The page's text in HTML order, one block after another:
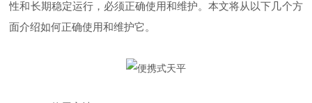
性和长期稳定运行，必须正确使用和维护。本文将从以下几个方
面介绍如何正确使用和维护它。